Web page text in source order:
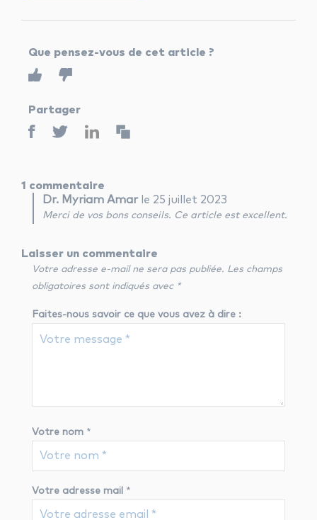
Que pensez-vous de cet article ?
Partager
1 commentaire
Dr. Myriam Amar le 25 juillet 2023
Merci de vos bons conseils. Ce article est excellent.
Laisser un commentaire
Votre adresse e-mail ne sera pas publiée. Les champs
obligatoires sont indiqués avec *
Faites-nous savoir ce que vous avez à dire :
Votre nom *
Votre adresse mail *